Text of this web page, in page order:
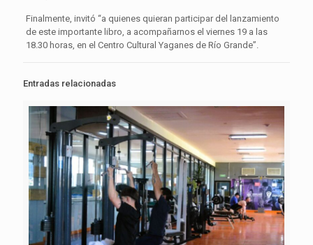
Finalmente, invitó “a quienes quieran participar del lanzamiento
de este importante libro, a acompañarnos el viernes 19 a las
18.30 horas, en el Centro Cultural Yaganes de Río Grande”.
Entradas relacionadas